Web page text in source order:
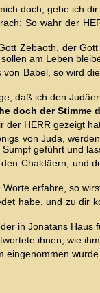
doch; gebe ich
So wahr der
Zebaoth, der
am Leben
Babel, so wird
daß ich den
doch der
der HERR gezeigt
von Juda,
geführt und
Chaldäern, und
erfahre, so
habe, und zu dir
in Jonatans Haus
ihnen, wie